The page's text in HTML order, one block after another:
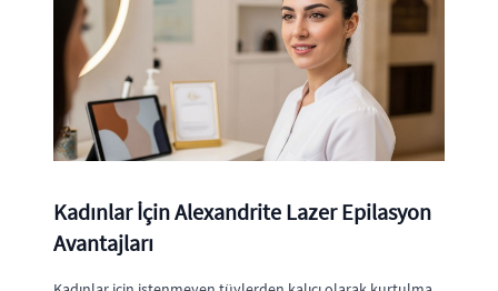
Kadınlar İçin Alexandrite Lazer Epilasyon
Avantajları